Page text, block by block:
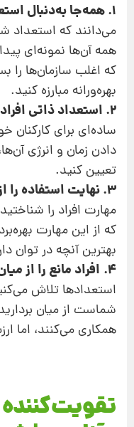
1. همه‌جا به‌دنبال استعداد باشید.
می‌دانند که استعداد
همه آن‌ها نمونه‌ای
که اغلب سازمان‌ها را
بهره‌ورانه مبارزه کنید.
2. استعداد ذاتی افراد را کشف کنید.
ساده‌ای برای کارکنان
دادن زمان و انرژی
تعیین کنید.
3. نهایت استفاده را
مهارت افراد را
که از این مهارت
بهترین آنچه در توان
4. افراد مانع را از
استعدادها تلاش
شماست از میان
همکاری می‌کنند، اما